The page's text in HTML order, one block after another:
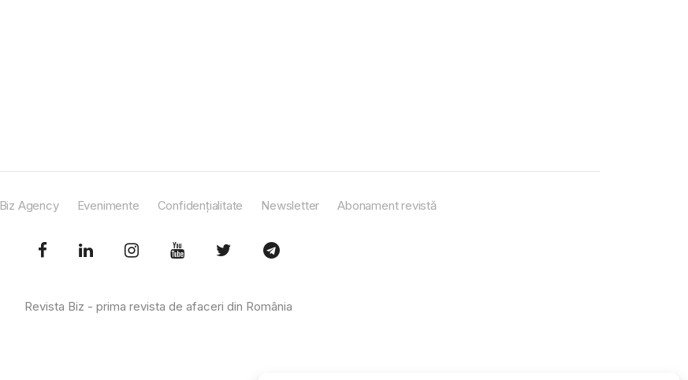
Biz Agency Evenimente Confidențialitate Newsletter Abonament revistă
Revista Biz - prima revista de afaceri din România